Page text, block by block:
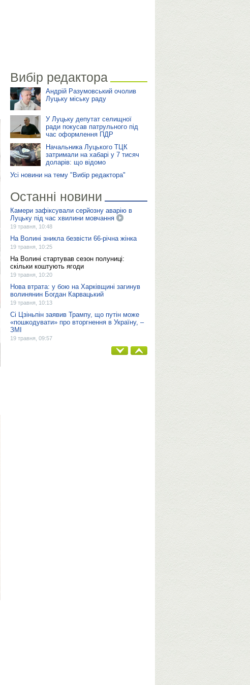
Вибір редактора
Андрій Разумовський очолив
Луцьку міську раду
У Луцьку депутат селищної
ради покусав патрульного під
час оформлення ПДР
Начальника Луцького ТЦК
затримали на хабарі у 7 тисяч
доларів: що відомо
Усі новини на тему "Вибір редактора"
Останні новини
Камери зафіксували серйозну аварію в
Луцьку під час хвилини мовчання
19 травня, 10:48
На Волині зникла безвісти 66-річна жінка
19 травня, 10:25
На Волині стартував сезон полуниці:
скільки коштують ягоди
19 травня, 10:20
Нова втрата: у бою на Харківщині загинув
волинянин Богдан Карвацький
19 травня, 10:13
Сі Цзіньпін заявив Трампу, що путін може
«пошкодувати» про вторгнення в Україну, –
ЗМІ
19 травня, 09:57